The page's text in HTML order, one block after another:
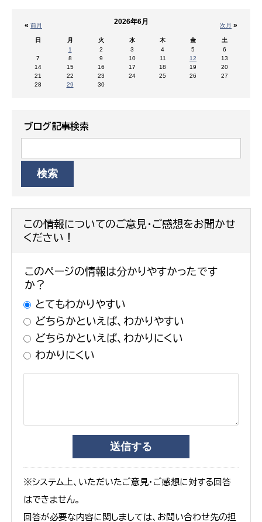
« 前月 次月 »
2026年6月
日 月 火 水 木 金
土
1
2 3 4 5
6
7
8 9 10 11 12
13
14
15 16 17 18 19
20
21
22 23 24 25 26
27
28
29 30
ブログ記事検索
この情報についてのご意見・ご感想をお聞かせ
ください！
このページの情報は分かりやすかったです
か？
とてもわかりやすい
どちらかといえば、わかりやすい
どちらかといえば、わかりにくい
わかりにくい
※システム上、いただいたご意見・ご感想に対する回答
はできません。
回答が必要な内容に関しましては、お問い合わせ先の担